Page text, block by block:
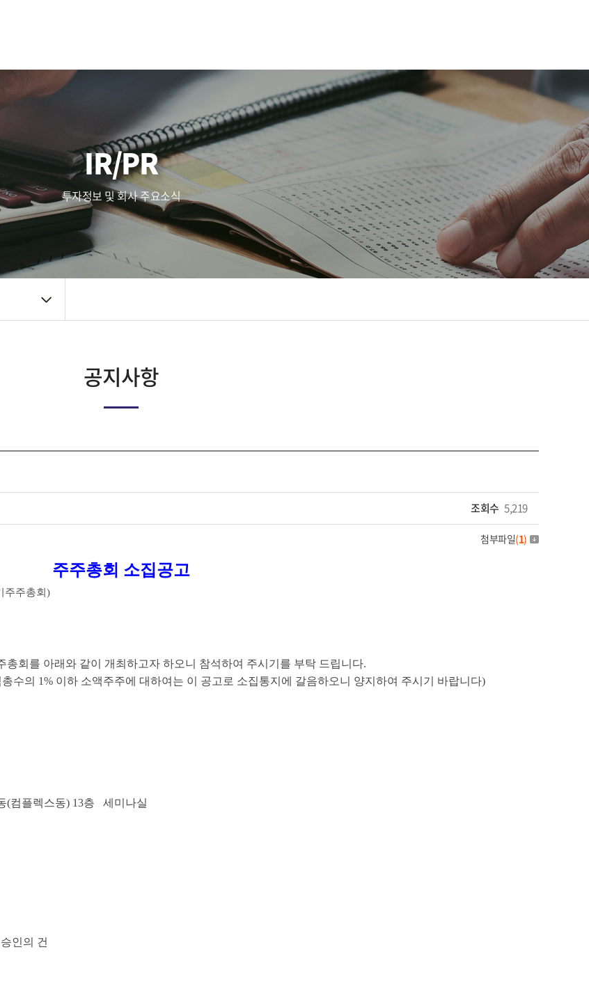
Haptic/Power
Audio Amp
품질방침
인증자료
주요뉴스
사내소식
채용공고
채용FAQ
IR/PR
투자정보 및 회사 주요소식
공지사항
조회수 5,219
첨부파일(1)
주주총회 소집공고
총회)
총회를 아래와 같이 개최하고자 하오니 참석하여 주시기를 부탁 드립니다.
수의 1% 이하 소액주주에 대하여는 이 공고로 소집통지에 갈음하오니 양지하여 주시기 바랍니다)
(컴플렉스동) 13층 세미나실
인의 건